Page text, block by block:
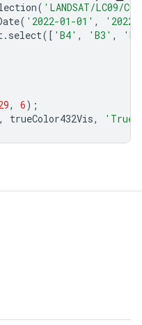
( 'LANDSAT/LC09/
( '2022-01-01' ,
. select([ 'B4' , 'B3' ,
, 6);
, trueColor432Vis, 'True